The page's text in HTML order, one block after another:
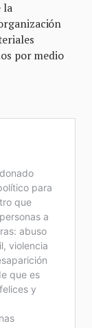
la
por medio